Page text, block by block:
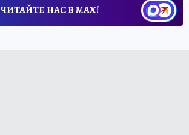
ЧИТАЙТЕ НАС В МАХ!